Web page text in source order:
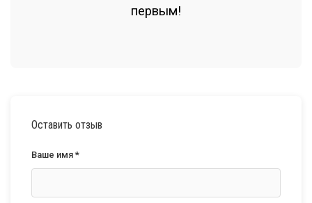
первым!
Оставить отзыв
Ваше имя *